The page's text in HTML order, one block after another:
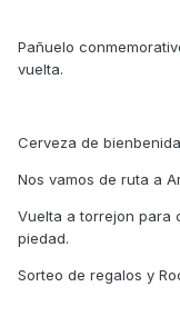
Pañuelo
vuelta.
Cerveza de
Nos vamos de ruta a
Vuelta a torrejon para
piedad.
Sorteo de regalos y